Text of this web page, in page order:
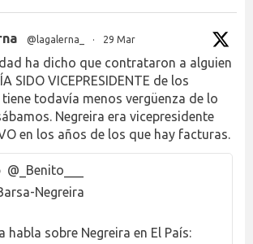
@lagalerna_ · 29 Mar
ha dicho que contrataron a alguien
SIDO VICEPRESIDENTE de los
todavía menos vergüenza de lo
Negreira era vicepresidente
en los años de los que hay facturas.
@_Benito___
Negreira
habla sobre Negreira en El País: